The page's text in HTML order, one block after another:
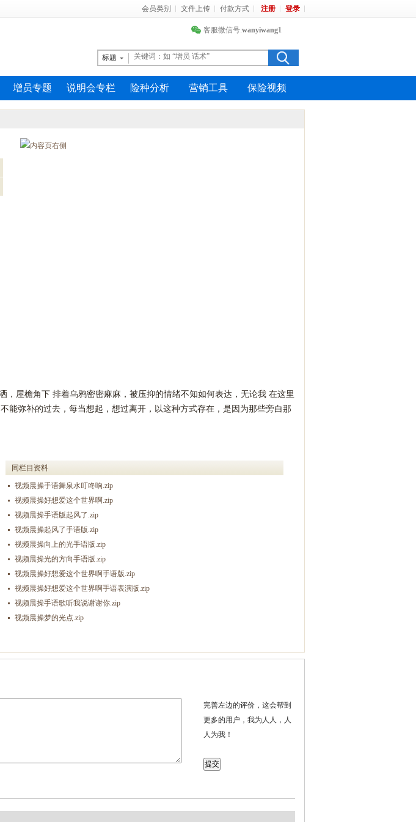
会员类别 文件上传 付款方式 注册 登录
客服微信号:wanyiwang1
标题
增员专题 说明会专栏 险种分析 营销工具 保险视频
屋檐角下 排着乌鸦密密麻麻，被压抑的情绪不知如何表达，无论我 在这里
能弥补的过去，每当想起，想过离开，以这种方式存在，是因为那些旁白那
同栏目资料
视频晨操手语舞泉水叮咚响.zip
视频晨操好想爱这个世界啊.zip
视频晨操手语版起风了.zip
视频晨操起风了手语版.zip
视频晨操向上的光手语版.zip
视频晨操光的方向手语版.zip
视频晨操好想爱这个世界啊手语版.zip
视频晨操好想爱这个世界啊手语表演版.zip
视频晨操手语歌听我说谢谢你.zip
视频晨操梦的光点.zip
完善左边的评价，这会帮到
更多的用户，我为人人，人
人为我！